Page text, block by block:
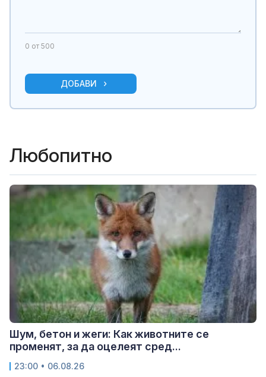
0 от 500
ДОБАВИ
Любопитно
Шум, бетон и жеги: Как животните се
променят, за да оцелеят сред...
23:00 • 06.08.26